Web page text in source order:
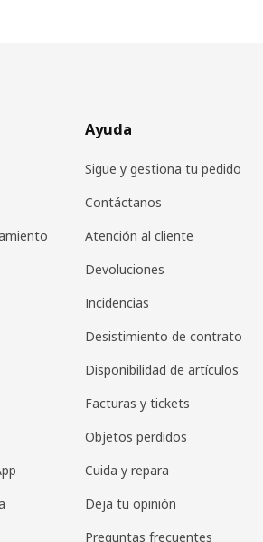
Ayuda
Sigue y gestiona tu pedido
Contáctanos
Atención al cliente
Devoluciones
Incidencias
Desistimiento de contrato
Disponibilidad de artículos
Facturas y tickets
Objetos perdidos
Cuida y repara
Deja tu opinión
Preguntas frecuentes